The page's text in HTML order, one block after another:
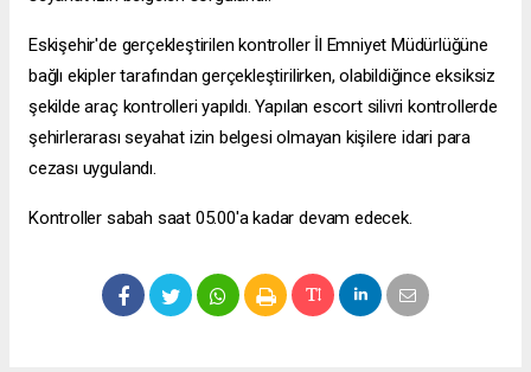
Eskişehir'de gerçekleştirilen kontroller İl Emniyet Müdürlüğüne
bağlı ekipler tarafından gerçekleştirilirken, olabildiğince eksiksiz
şekilde araç kontrolleri yapıldı. Yapılan escort silivri kontrollerde
şehirlerarası seyahat izin belgesi olmayan kişilere idari para
cezası uygulandı.
Kontroller sabah saat 05.00'a kadar devam edecek.